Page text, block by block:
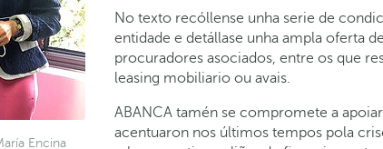
Encina
No texto recóllense unha serie de
entidade e detállase unha ampla oferta
procuradores asociados, entre os que
leasing mobiliario ou avais.
ABANCA tamén se compromete a
acentuaron nos últimos tempos pola